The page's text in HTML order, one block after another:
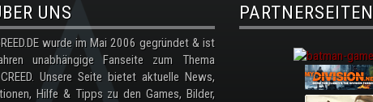
UNS
wurde im Mai 2006 gegründet & ist
unabhängige Fanseite zum Thema
Unsere Seite bietet aktuelle News,
Hilfe & Tipps zu den Games, Bilder,
PARTNERSEITEN